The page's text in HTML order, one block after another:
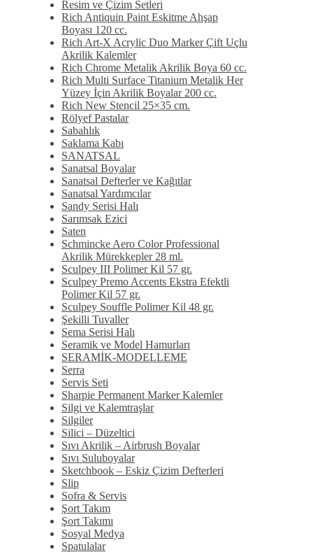
Resim ve Çizim Setleri
Rich Antiquin Paint Eskitme Ahşap
Boyası 120 cc.
Rich Art-X Acrylic Duo Marker Çift Uçlu
Akrilik Kalemler
Rich Chrome Metalik Akrilik Boya 60 cc.
Rich Multi Surface Titanium Metalik Her
Yüzey İçin Akrilik Boyalar 200 cc.
Rich New Stencil 25×35 cm.
Rölyef Pastalar
Sabahlık
Saklama Kabı
SANATSAL
Sanatsal Boyalar
Sanatsal Defterler ve Kağıtlar
Sanatsal Yardımcılar
Sandy Serisi Halı
Sarımsak Ezici
Saten
Schmincke Aero Color Professional
Akrilik Mürekkepler 28 ml.
Sculpey III Polimer Kil 57 gr.
Sculpey Premo Accents Ekstra Efektli
Polimer Kil 57 gr.
Sculpey Souffle Polimer Kil 48 gr.
Şekilli Tuvaller
Sema Serisi Halı
Seramik ve Model Hamurları
SERAMİK-MODELLEME
Serra
Servis Seti
Sharpie Permanent Marker Kalemler
Silgi ve Kalemtraşlar
Silgiler
Silici – Düzeltici
Sıvı Akrilik – Airbrush Boyalar
Sıvı Suluboyalar
Sketchbook – Eskiz Çizim Defterleri
Slip
Sofra & Servis
Şort Takım
Şort Takımı
Sosyal Medya
Spatulalar